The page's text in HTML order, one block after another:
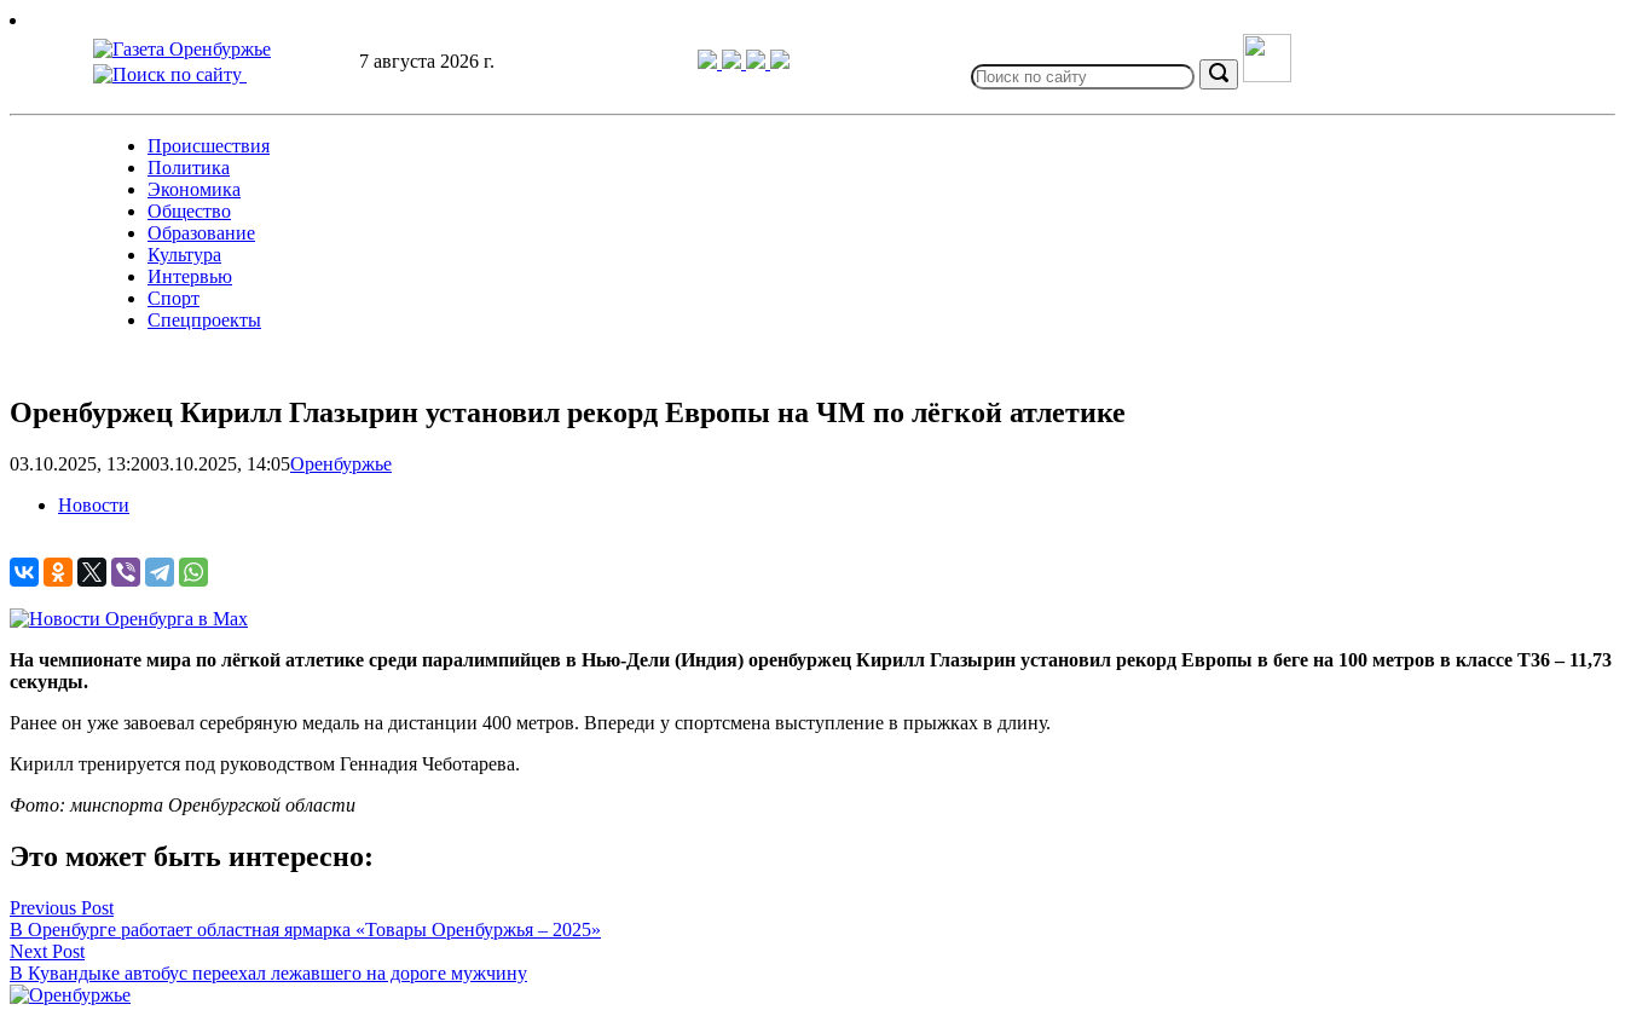
Skip
7 августа 2026 г.
for:
Search
Происшествия
Политика
Экономика
Общество
Образование
Культура
Интервью
Спорт
Спецпроекты
Оренбуржец Кирилл Глазырин установил рекорд Европы на ЧМ по лёгкой атлетике
03.10.2025, 13:2003.10.2025, 14:05Оренбуржье
Новости
На чемпионате мира по лёгкой атлетике среди паралимпийцев в Нью-Дели (Индия) оренбуржец Кирилл Глазырин установил рекорд Европы в беге на 100 метров в классе T36 – 11,73
секунды.
Ранее он уже завоевал серебряную медаль на дистанции 400 метров. Впереди у спортсмена выступление в прыжках в длину.
Кирилл тренируется под руководством Геннадия Чеботарева.
Фото: минспорта Оренбургской области
Это может быть интересно:
Навигация
по
записям
Previous Post
В Оренбурге работает областная ярмарка «Товары Оренбуржья – 2025»
Next Post
В Кувандыке автобус переехал лежавшего на дороге мужчину